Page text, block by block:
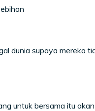
dunia supaya mereka
untuk bersama itu